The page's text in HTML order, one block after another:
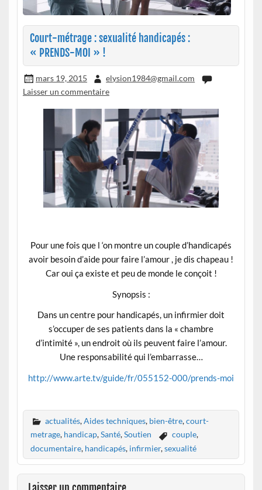
Court-métrage : sexualité handicapés :
« PRENDS-MOI » !
mars 19, 2015
elysion1984@gmail.com
Laisser un commentaire
Pour une fois que l ‘on montre un couple d’handicapés
avoir besoin d’aide pour faire l’amour , je dis chapeau !
Car oui ça existe et peu de monde le conçoit !
Synopsis :
Dans un centre pour handicapés, un infirmier doit
s’occuper de ses patients dans la « chambre
d’intimité », un endroit où ils peuvent faire l’amour.
Une responsabilité qui l’embarrasse…
http://www.arte.tv/guide/fr/055152-000/prends-moi
actualités,Aides techniques, bien-être,court-
metrage, handicap,Santé,Soutien couple,
documentaire, handicapés, infirmier,sexualité